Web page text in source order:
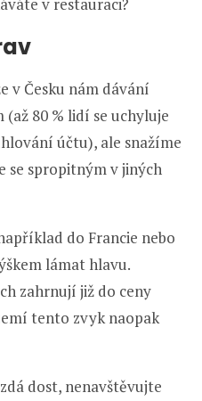
v Česku nám dávání
80 % lidí se uchyluje
účtu), ale snažíme
se spropitným v jiných
do Francie nebo
lámat hlavu.
zahrnují již do ceny
tento zvyk naopak
dost, nenavštěvujte